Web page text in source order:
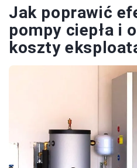
Jak poprawić
pompy ciepła i
koszty